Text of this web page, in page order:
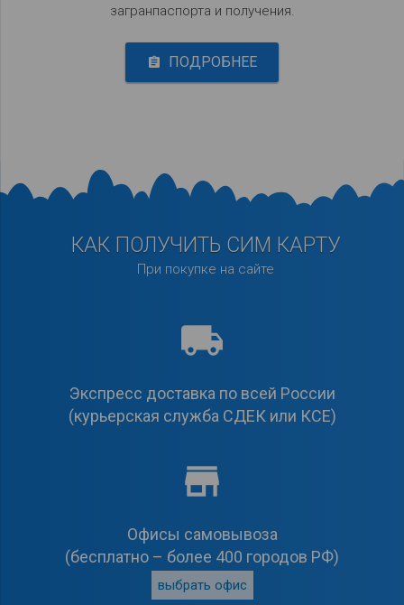
загранпаспорта и получения.
assignment ПОДРОБНЕЕ
КАК ПОЛУЧИТЬ СИМ КАРТУ
При покупке на сайте
local_shipping
Экс­пресс доставка по всей России
(курьерская служба СДЕК или КСЕ)
store
Офисы самовывоза
(бесплатно – более 400 городов РФ)
выбрать офис